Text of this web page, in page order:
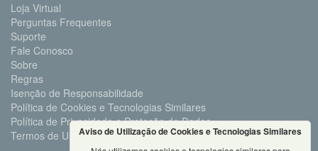
Loja Virtual
Perguntas Frequentes
Suporte
Fale Conosco
Sobre
Regras
Isenção de Responsabilidade
Política de Cookies e Tecnologias Similares
Política de Privacidade e Proteção de Dados
Termos de UsoAviso de Utilização de Cookies e Tecnologias Similares